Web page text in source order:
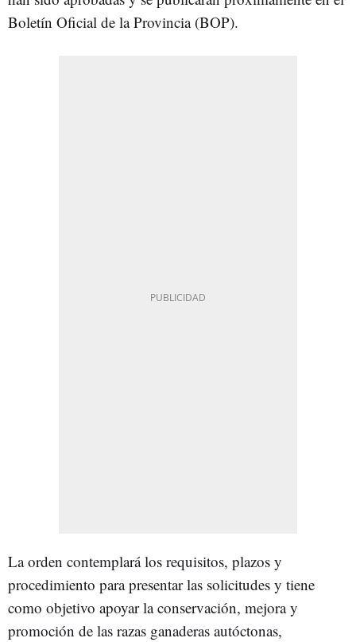
Boletín Oficial de la Provincia (BOP).
La orden contemplará los requisitos, plazos y
procedimiento para presentar las solicitudes y tiene
como objetivo apoyar la conservación, mejora y
promoción de las razas ganaderas autóctonas,